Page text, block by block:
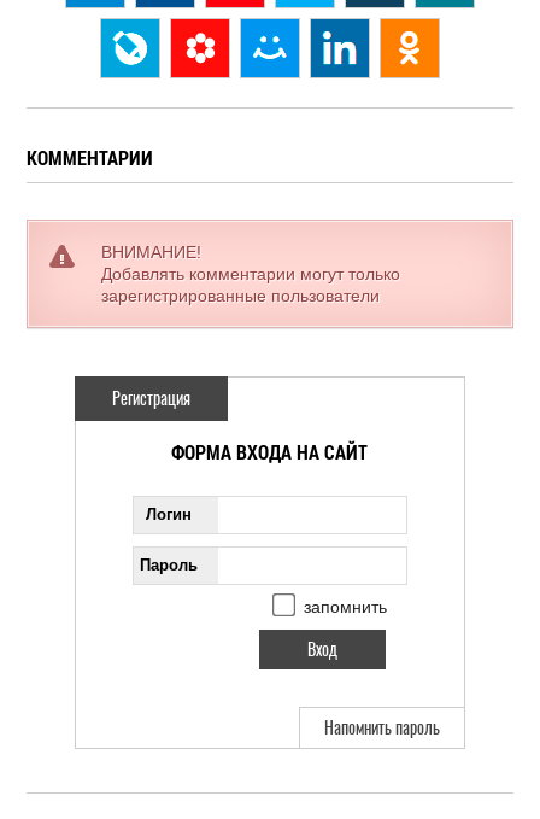
КОММЕНТАРИИ
ВНИМАНИЕ!
Добавлять комментарии могут только
зарегистрированные пользователи
Регистрация
ФОРМА ВХОДА НА САЙТ
Логин
Пароль
запомнить
Напомнить пароль